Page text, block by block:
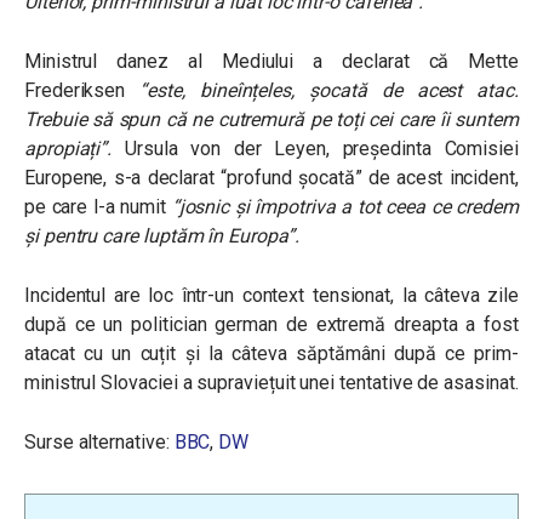
Ministrul danez al Mediului a declarat că Mette
Frederiksen
“este, bineînțeles, șocată de acest atac.
Trebuie să spun că ne cutremură pe toți cei care îi suntem
apropiați”. Ursula von der Leyen, președinta Comisiei
Europene, s-a declarat “profund șocată” de acest incident,
pe care l-a numit “josnic și împotriva a tot ceea ce credem
și pentru care luptăm în Europa”.
Incidentul are loc într-un context tensionat, la câteva zile
după ce un politician german de extremă dreapta a fost
atacat cu un cuțit și la câteva săptămâni după ce prim-
ministrul Slovaciei a supraviețuit unei tentative de asasinat.
Surse alternative: BBC, DW